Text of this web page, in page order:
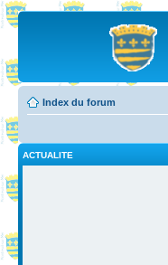
Index du forum
ACTUALITE